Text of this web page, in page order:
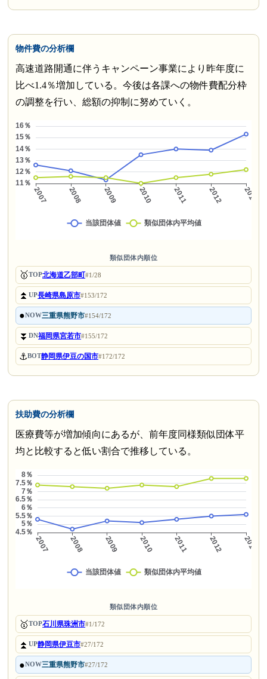
物件費の分析欄
高速道路開通に伴うキャンペーン事業により昨年度に
比べ1.4％増加している。今後は各課への物件費配分枠
の調整を行い、総額の抑制に努めていく。
類似団体内順位
🥇TOP北海道乙部町#1/28
⏫UP長崎県島原市#153/172
●NOW三重県熊野市#154/172
⏬DN福岡県宮若市#155/172
⚓BOT静岡県伊豆の国市#172/172
扶助費の分析欄
医療費等が増加傾向にあるが、前年度同様類似団体平
均と比較すると低い割合で推移している。
類似団体内順位
🥇TOP石川県珠洲市#1/172
⏫UP静岡県伊豆市#27/172
●NOW三重県熊野市#27/172